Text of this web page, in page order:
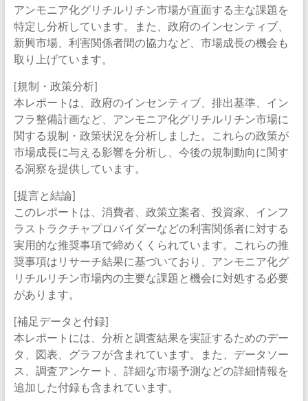
アンモニア化グリチルリチン市場が直面する主な課題を
特定し分析しています。また、政府のインセンティブ、
新興市場、利害関係者間の協力など、市場成長の機会も
取り上げています。
[規制・政策分析]
本レポートは、政府のインセンティブ、排出基準、イン
フラ整備計画など、アンモニア化グリチルリチン市場に
関する規制・政策状況を分析しました。これらの政策が
市場成長に与える影響を分析し、今後の規制動向に関す
る洞察を提供しています。
[提言と結論]
このレポートは、消費者、政策立案者、投資家、インフ
ラストラクチャプロバイダーなどの利害関係者に対する
実用的な推奨事項で締めくくられています。これらの推
奨事項はリサーチ結果に基づいており、アンモニア化グ
リチルリチン市場内の主要な課題と機会に対処する必要
があります。
[補足データと付録]
本レポートには、分析と調査結果を実証するためのデー
タ、図表、グラフが含まれています。また、データソー
ス、調査アンケート、詳細な市場予測などの詳細情報を
追加した付録も含まれています。